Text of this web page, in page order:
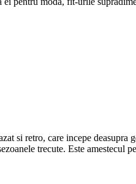
si retro, care incepe deasupra
trecute. Este amestecul